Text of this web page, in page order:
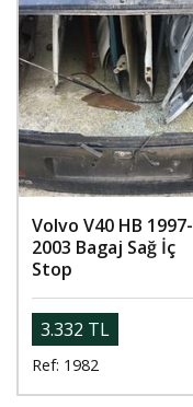
Volvo V40 HB 1997-
2003 Bagaj Sağ İç
Stop
3.332 TL
Ref: 1982